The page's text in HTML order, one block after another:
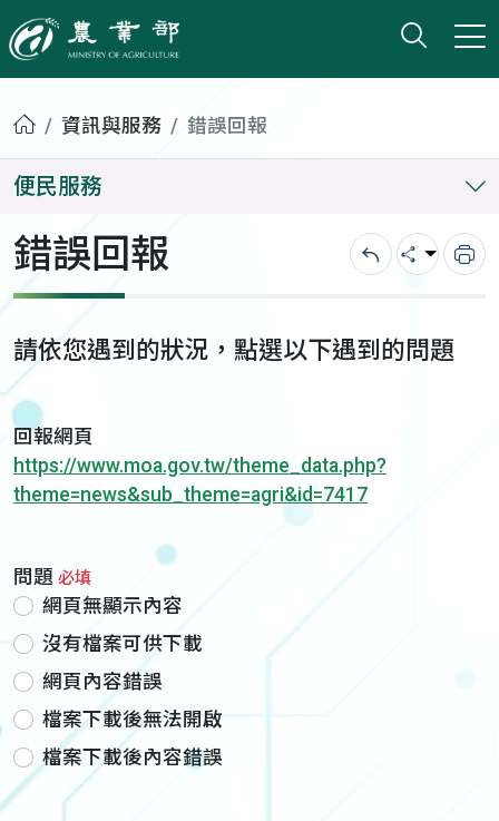
農業部
打開
小版
首頁資訊與服務 錯誤回報
便民服務
錯誤回報 回上一頁
分享 列
請依您遇到的狀況，點選以下遇到的問題
回報網頁
https://www.moa.gov.tw/theme_data.php?
theme=news&sub_theme=agri&id=7417
問題 必填
網頁無顯示內容
沒有檔案可供下載
網頁內容錯誤
檔案下載後無法開啟
檔案下載後內容錯誤